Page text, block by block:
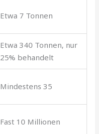
Etwa 7 Tonnen
Etwa 340 Tonnen, nur
25% behandelt
Mindestens 35
Fast 10 Millionen